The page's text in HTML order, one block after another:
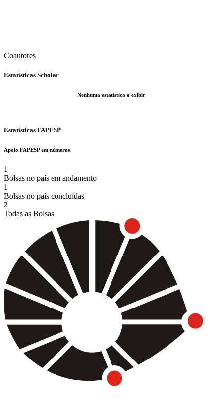
Coautores
Estatísticas Scholar
Nenhuma estatística a exibir
Estatísticas FAPESP
Apoio FAPESP em números
1
Bolsas no país em andamento
1
Bolsas no país concluídas
2
Todas as Bolsas